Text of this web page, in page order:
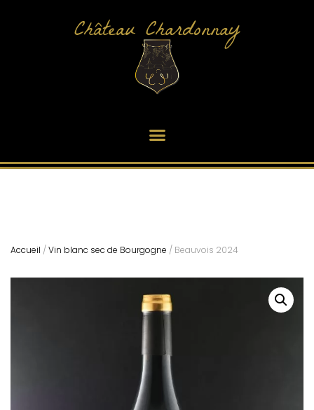
Château Chardonnay
Accueil /Vin blanc sec de Bourgogne / Beauvois 2024